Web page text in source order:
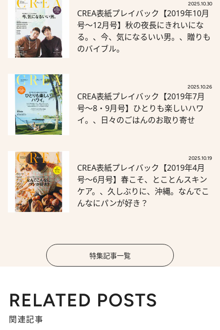
2025.10.30
CREA表紙プレイバック【2019年10月
号～12月号】秋の夜長にきれいにな
る。、今、気になるいい男。、贈りも
のバイブル。
2025.10.26
CREA表紙プレイバック【2019年7月
号～8・9月号】ひとりも楽しいハワ
イ。、日々のごはんのお取り寄せ
2025.10.19
CREA表紙プレイバック【2019年4月
号～6月号】春こそ、とことんスキン
ケア。、久しぶりに、沖縄。なんでこ
んなにパンが好き？
特集記事一覧
RELATED POSTS
関連記事